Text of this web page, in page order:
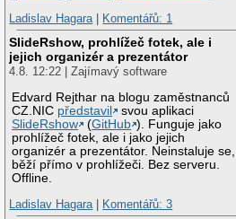
Ladislav Hagara| Komentářů: 1
SlideRshow, prohlížeč fotek, ale i
jejich organizér a prezentátor
4.8. 12:22 | Zajímavý software
Edvard Rejthar na blogu zaměstnanců
CZ.NIC představil
svou aplikaci
SlideRshow
(GitHub ). Funguje jako
prohlížeč fotek, ale i jako jejich
organizér a prezentátor. Neinstaluje se,
běží přímo v prohlížeči. Bez serveru.
Offline.
Ladislav Hagara| Komentářů: 3